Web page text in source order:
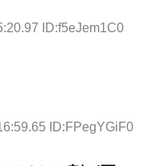
ID:f5eJem1C0
ID:FPegYGiF0